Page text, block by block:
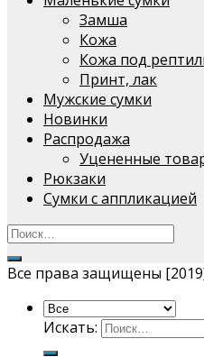
Замша
Кожа
Кожа под
Принт, лак
Мужские сумки
Новинки
Распродажа
Уцененные
Рюкзаки
Сумки с аппликацией
Все права защищены
Искать: